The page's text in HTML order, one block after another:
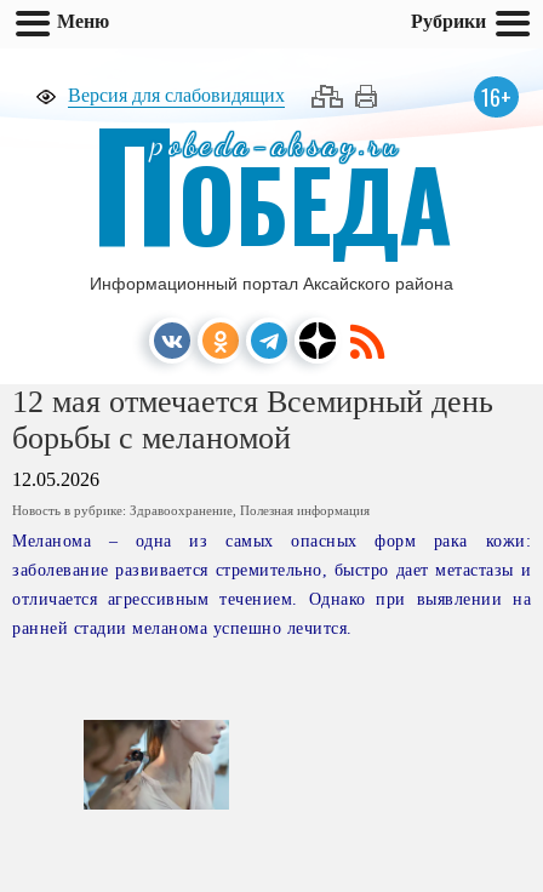
Версия для слабовидящих 16+
pobeda-aksay.ru
ПОБЕДА
Информационный портал Аксайского района
12 мая отмечается Всемирный день
борьбы с меланомой
12.05.2026
Новость в рубрике: Здравоохранение Полезная информация
Меланома – одна из самых опасных форм рака кожи:
заболевание развивается стремительно, быстро дает метастазы и
отличается агрессивным течением. Однако при выявлении на
ранней стадии меланома успешно лечится.
Меню Рубрики